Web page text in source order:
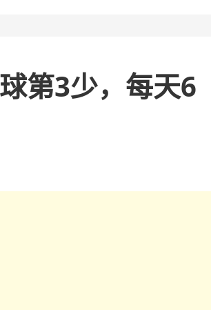
第3少，每天6